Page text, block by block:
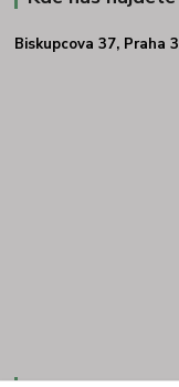
Biskupcova 37, Praha 3